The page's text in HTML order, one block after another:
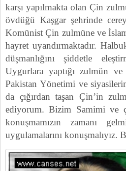
karşı yapılmakta olan Çin
övdüğü Kaşgar şehrinde
Komünist Çin zulmüne ve İslam
hayret uyandırmaktadır.
düşmanlığını şiddetle
Uygurlara yaptığı zulmün ve
Pakistan Yönetimi ve
da çığırdan taşan Çin’in
ediyorum. Bizim Samimi ve
konuşmamızın zamanı
uygulamalarını konuşmalıyız.